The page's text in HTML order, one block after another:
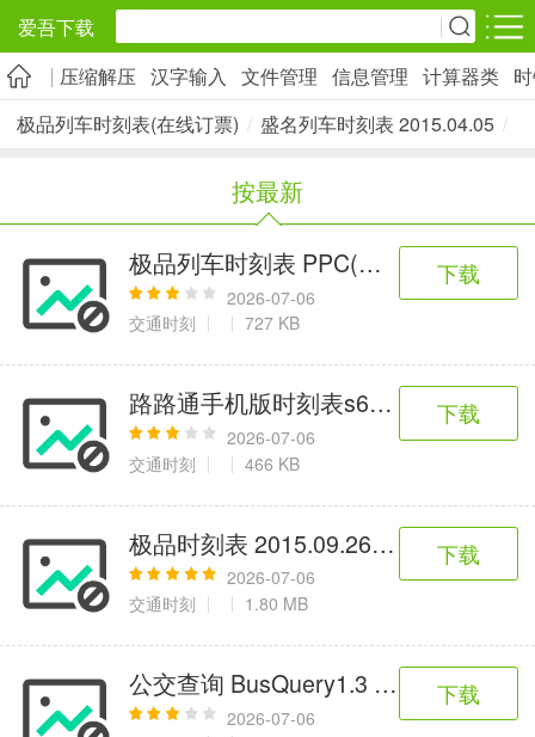
爱吾下载
安卓应用 安卓游戏
旅游出行
社交通讯
2千+款应用
影音播放
实用工具
2万+款应用
金融理财
2百+款应用
网上购物
资讯阅读
1万+款应用
学习办公
3万+款应用
生活服务
2万+款应用
医疗健康
6千+款应用
母婴育儿
2百+款应用
趣味娱乐
3千+款应用
9百+款应用
压缩解压 汉字输入 文件管理 信息管理 计算器类
极品列车时刻表(在线订票) / 盛名列车时刻表 2015.04.05 /
按最新
极品列车时刻表 PPC(掌上电脑)版
2026-07-06
交通时刻
727 KB
下载
路路通手机版时刻表s60第五版
2026-07-06
交通时刻
466 KB
下载
极品时刻表 2015.09.26 官方免费版
2026-07-06
交通时刻
1.80 MB
下载
公交查询 BusQuery1.3 2012正式版
2026-07-06
下载